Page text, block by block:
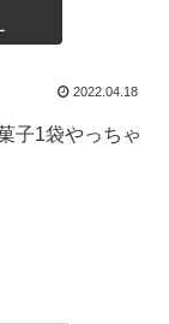
2022.04.18
子1袋やっちゃ